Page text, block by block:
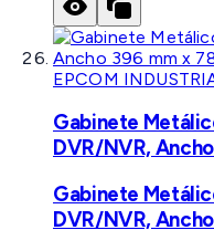
EPCOM
Gabinete
DVR/NVR,
Gabinete
DVR/NVR,